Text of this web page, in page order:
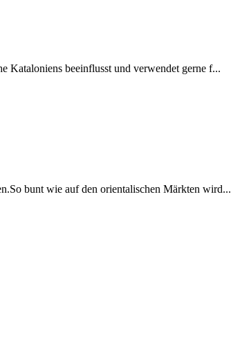
Kataloniens beeinflusst und verwendet gerne f...
bunt wie auf den orientalischen Märkten wird...